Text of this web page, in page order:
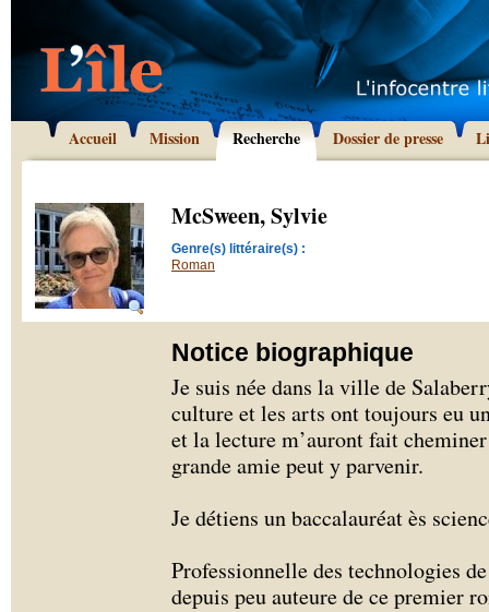
Accueil Mission Recherche Dossier de presse
McSween, Sylvie
Genre(s) littéraire(s) :
Roman
Notice biographique
Je suis née dans la ville de
culture et les arts ont toujours eu
et la lecture m’auront fait
grande amie peut y parvenir.
Je détiens un baccalauréat ès
Professionnelle des technologies
depuis peu auteure de ce premier